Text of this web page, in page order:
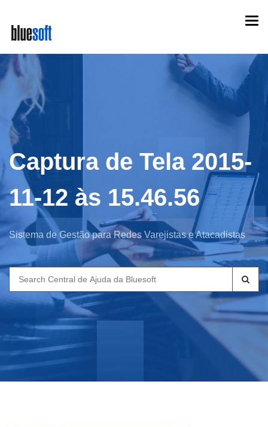
main
content
Captura de Tela 2015-
11-12 às 15.46.56
Sistema de Gestão para Redes Varejistas e Atacadistas
Search
for: